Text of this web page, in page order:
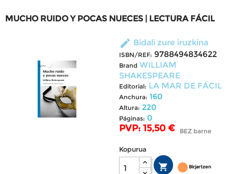
MUCHO RUIDO Y POCAS NUECES | LECTURA FÁCIL
edit Bidali zure iruzkina
ISBN/REF: 9788494834622
Brand WILLIAM
SHAKESPEARE
Editorial: LA MAR DE FÁCIL
Anchura: 160
Altura: 220
Páginas: 0
PVP: 15,50 € BEZ barne
Kopurua
 Birjartzen